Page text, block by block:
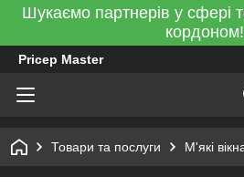
Шукаємо партнерів у сфері
кордоном!
Pricep Master
Товари та послуги М'які